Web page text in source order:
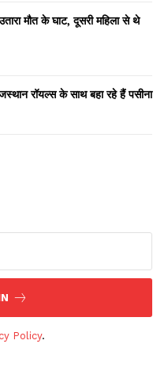
मौत के घाट, दूसरी महिला से थे
रॉयल्स के साथ बहा रहे हैं पसीना
Policy.